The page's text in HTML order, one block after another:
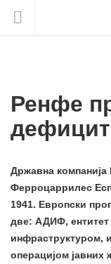
Ренфе
дефицит
Државна
Ферроцаррилес
1941. Европски
две: АДИФ,
инфраструктуром,
операцијом јавних